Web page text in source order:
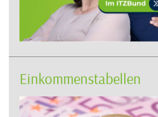
Einkommenstabellen